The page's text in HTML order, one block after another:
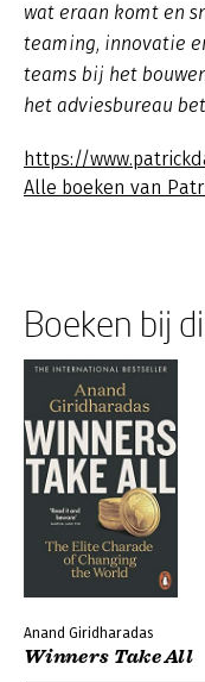
wat eraan komt en
teaming, innovatie
teams bij het
het adviesbureau
https://
Alle boeken van
Boeken bij
Anand Giridharadas
Winners Take All